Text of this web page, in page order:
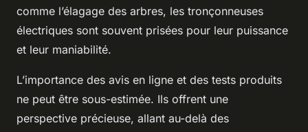
comme l’élagage des arbres, les tronçonneuses
électriques sont souvent prisées pour leur puissance
et leur maniabilité.
L’importance des avis en ligne et des tests produits
ne peut être sous-estimée. Ils offrent une
perspective précieuse, allant au-delà des